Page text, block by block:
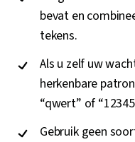
bevat en
tekens.
Als u zelf uw
herkenbare
“qwert” of
Gebruik geen